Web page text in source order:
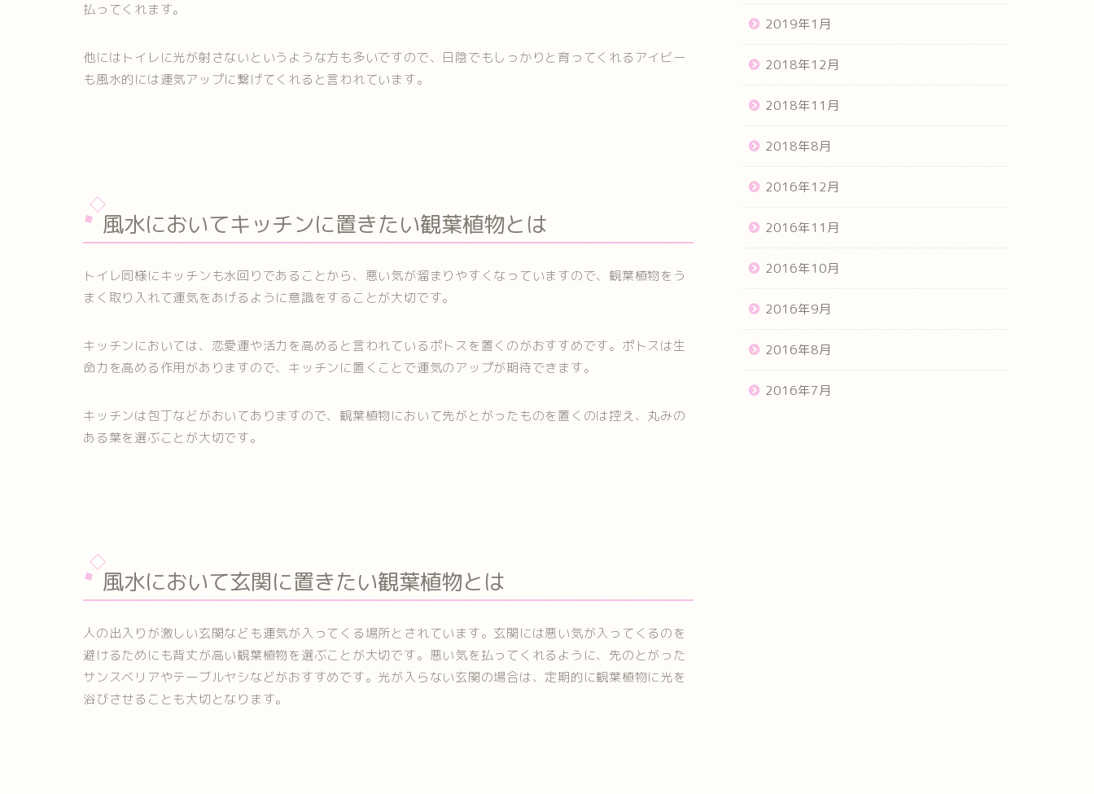
払ってくれます。
他にはトイレに光が射さないというような方も多いですので、日陰でもしっかりと育ってくれるアイビー
も風水的には運気アップに繋げてくれると言われています。
風水においてキッチンに置きたい観葉植物とは
トイレ同様にキッチンも水回りであることから、悪い気が溜まりやすくなっていますので、観葉植物をう
まく取り入れて運気をあげるように意識をすることが大切です。
キッチンにおいては、恋愛運や活力を高めると言われているポトスを置くのがおすすめです。ポトスは生
命力を高める作用がありますので、キッチンに置くことで運気のアップが期待できます。
キッチンは包丁などがおいてありますので、観葉植物において先がとがったものを置くのは控え、丸みの
ある葉を選ぶことが大切です。
風水において玄関に置きたい観葉植物とは
人の出入りが激しい玄関なども運気が入ってくる場所とされています。玄関には悪い気が入ってくるのを
避けるためにも背丈が高い観葉植物を選ぶことが大切です。悪い気を払ってくれるように、先のとがった
サンスベリアやテーブルヤシなどがおすすめです。光が入らない玄関の場合は、定期的に観葉植物に光を
浴びさせることも大切となります。
2019年1月
2018年12月
2018年11月
2018年8月
2016年12月
2016年11月
2016年10月
2016年9月
2016年8月
2016年7月